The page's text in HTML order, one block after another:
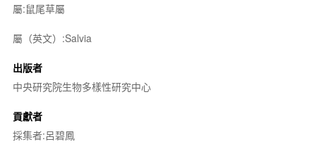
屬:鼠尾草屬
屬（英文）:Salvia
出版者
中央研究院生物多樣性研究中心
貢獻者
採集者:呂碧鳳